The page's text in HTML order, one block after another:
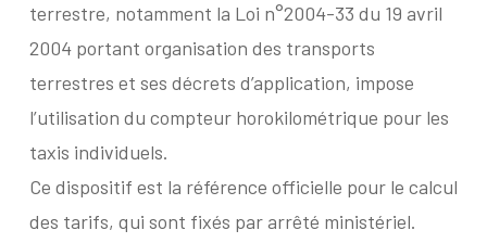
terrestre, notamment la Loi n°2004-33 du 19 avril
2004 portant organisation des transports
terrestres et ses décrets d’application, impose
l’utilisation du compteur horokilométrique pour les
taxis individuels.
Ce dispositif est la référence officielle pour le calcul
des tarifs, qui sont fixés par arrêté ministériel.